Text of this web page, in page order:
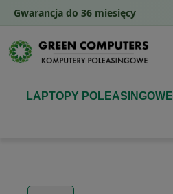
LAPTOPY POLEASINGOWE
Gwarancja do 36 miesięcy